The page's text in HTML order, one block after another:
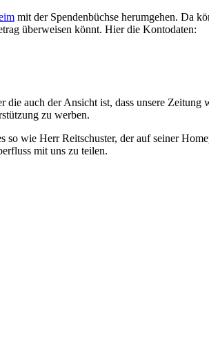
mit der Spendenbüchse herumgehen. Da
überweisen könnt. Hier die Kontodaten:
auch der Ansicht ist, dass unsere
zu werben.
wie Herr Reitschuster, der auf seiner
mit uns zu teilen.